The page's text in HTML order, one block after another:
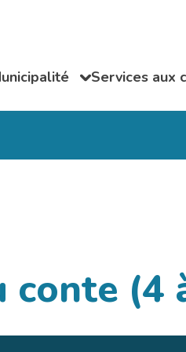
Fermer le sous-menu
Services aux
Ouvrir/
conte (4